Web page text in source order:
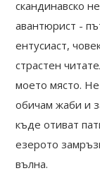
скандинавско
авантюрист -
ентусиаст,
страстен
моето място.
обичам жаби и
къде отиват
езерото
вълна.